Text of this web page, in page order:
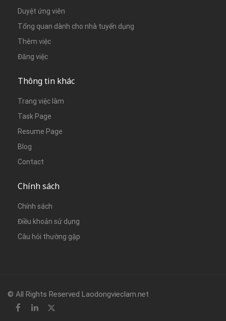
Duyệt ứng viên
Tổng quan dành cho nhà tuyển dụng
Thêm việc
Đăng việc
Thông tin khác
Trang việc làm
Task Page
Resume Page
Blog
Contact
Chính sách
Chính sách
Điều khoản sử dụng
Câu hỏi thường gặp
© All Rights Reserved Laodongvieclam.net